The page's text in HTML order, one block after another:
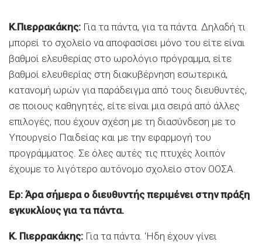
Κ.Πιερρακάκης: Για τα πάντα, για τα πάντα. Δηλαδή τι
μπορεί το σχολείο να αποφασίσει μόνο του είτε είναι
βαθμοί ελευθερίας στο ωρολόγιο πρόγραμμα, είτε
βαθμοί ελευθερίας στη διακυβέρνηση εσωτερικά,
κατανομή ωρών για παράδειγμα από τους διευθυντές,
σε ποιους καθηγητές, είτε είναι μια σειρά από άλλες
επιλογές, που έχουν σχέση με τη διασύνδεση με το
Υπουργείο Παιδείας και με την εφαρμογή του
προγράμματος. Σε όλες αυτές τις πτυχές λοιπόν
έχουμε το λιγότερο αυτόνομο σχολείο στον ΟΟΣΑ.
Ερ: Άρα σήμερα ο διευθυντής περιμένει στην πράξη
εγκυκλίους για τα πάντα.
Κ. Πιερρακάκης: Για τα πάντα. ‘Ηδη έχουν γίνει